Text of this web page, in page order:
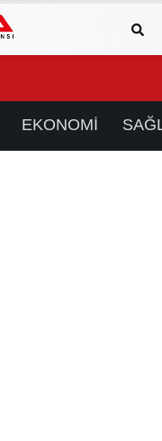
EKONOMİ